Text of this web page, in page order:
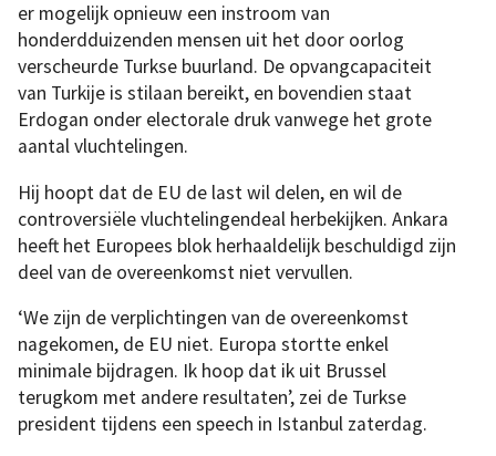
er mogelijk opnieuw een instroom van
honderdduizenden mensen uit het door oorlog
verscheurde Turkse buurland. De opvangcapaciteit
van Turkije is stilaan bereikt, en bovendien staat
Erdogan onder electorale druk vanwege het grote
aantal vluchtelingen.
Hij hoopt dat de EU de last wil delen, en wil de
controversiële vluchtelingendeal herbekijken. Ankara
heeft het Europees blok herhaaldelijk beschuldigd zijn
deel van de overeenkomst niet vervullen.
‘We zijn de verplichtingen van de overeenkomst
nagekomen, de EU niet. Europa stortte enkel
minimale bijdragen. Ik hoop dat ik uit Brussel
terugkom met andere resultaten’, zei de Turkse
president tijdens een speech in Istanbul zaterdag.